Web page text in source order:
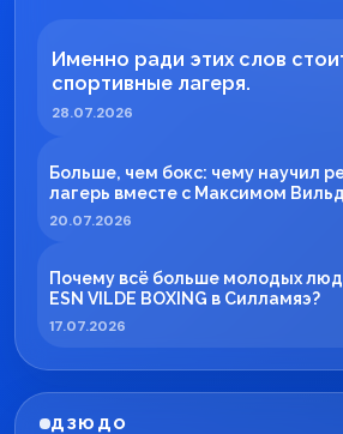
Именно ради этих слов
спортивные лагеря.
28.07.2026
Больше, чем бокс: чему научил
лагерь вместе с Максимом
20.07.2026
Почему всё больше молодых
ESN VILDE BOXING в Силламяэ?
17.07.2026
ДЗЮДО